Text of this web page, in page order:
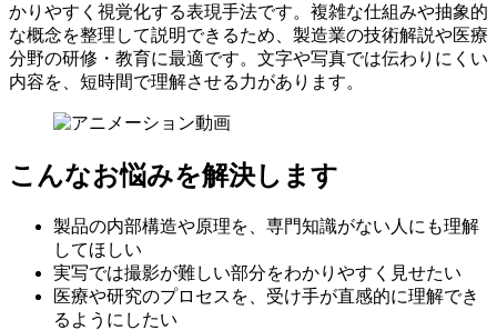
かりやすく視覚化する表現手法です。複雑な仕組みや抽象的
な概念を整理して説明できるため、製造業の技術解説や医療
分野の研修・教育に最適です。文字や写真では伝わりにくい
内容を、短時間で理解させる力があります。
こんなお悩みを解決します
製品の内部構造や原理を、専門知識がない人にも理解
してほしい
実写では撮影が難しい部分をわかりやすく見せたい
医療や研究のプロセスを、受け手が直感的に理解でき
るようにしたい